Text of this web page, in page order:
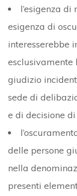
l’esigenza
esigenza di
interesserebbe
esclusivamente
giudizio
sede di
e di decisione
delle persone
nella
presenti